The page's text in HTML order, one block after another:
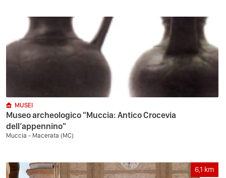
MUSEI
Museo archeologico "Muccia: Antico Crocevia
dell’appennino"
Muccia - Macerata (MC)
6,1 km